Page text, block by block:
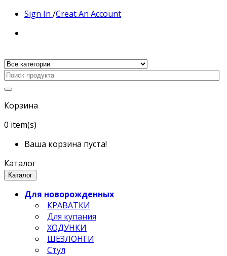
Sign In /Creat An Account
Корзина
0 item(s)
Ваша корзина пуста!
Каталог
Каталог
Для новорожденных
КРАВАТКИ
Для купания
ХОДУНКИ
ШЕЗЛОНГИ
Стул